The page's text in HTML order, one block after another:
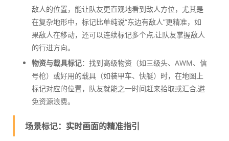
敌人的位置，能让队友更直观地看到敌人方位，尤其是
在复杂地形中，标记比单纯说“东边有敌人”更精准，如
果敌人在移动，还可以连续标记多个点,让队友掌握敌人
的行进方向。
物资与载具标记：找到高级物资（如三级头、AWM、信
号枪）或好用的载具（如装甲车、快艇）时，在地图上
标记对应的位置，队友就能之一时间赶来拾取或汇合,避
免资源浪费。
场景标记：实时画面的精准指引